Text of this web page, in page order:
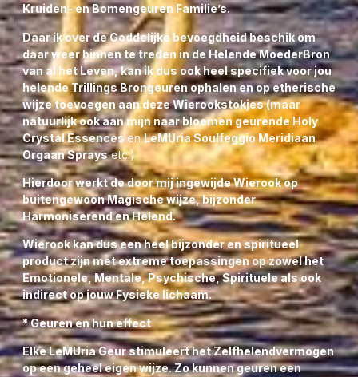
Kruiden- en Bomengeuren Familie’s.
Daar ik over de Goddelijke bevoegdheid beschik om
daar weer binnen te treden in de Helende MoederBron
van al het Leven, kan ik dus ook heel specifiek voor jou
helende Trillings Brongeuren ophalen en op etherische
wijze toevoegen aan deze Wierookstokjes (maar
natuurlijk ook aan mijn naar bloemen geurende Holy
Crystal EssencesenLeMUria Soulfeggio Meridiaan
Orgaan Sprays etc.)
Hierdoor werkt de door mij ingewijde Wierook op
buitengewoon Magische wijze, bijzonder
Harmoniserend en Helend.
Wierook kan dus een heel bijzonder en spiritueel
product zijn met extreme toepassingen op zowel het
Emotionele, Mentale, Psychische, Spirituele als ook
indirect op jouw Fysieke lichaam.
* Geuren en hun effect
Elke LeMUria Geur stimuleert het Zelfhelendvermogen
op een geheel eigen wijze. Zo kunnen geuren een